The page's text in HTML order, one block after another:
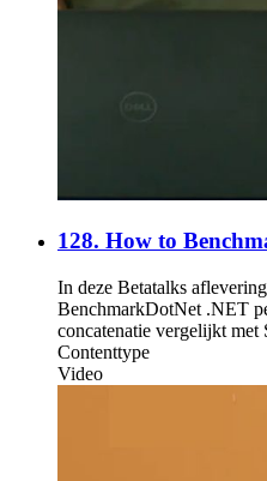
128. How to
In deze Betatalks
BenchmarkDotNet .NET
concatenatie vergelijkt met
Contenttype
Video